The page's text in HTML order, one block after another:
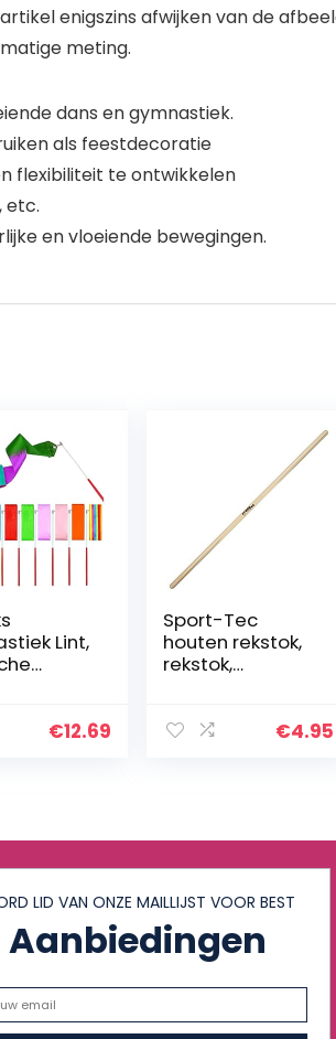
enigszins afwijken van de
meting.
dans en gymnastiek.
als feestdecoratie
flexibiliteit te ontwikkelen
etc.
en vloeiende bewegingen.
Lint,
€12.69
Sport-Tec
houten rekstok,
rekstok,
gelakt
€4.95
LID VAN ONZE MAILLIJST VOOR BEST
Aanbiedingen